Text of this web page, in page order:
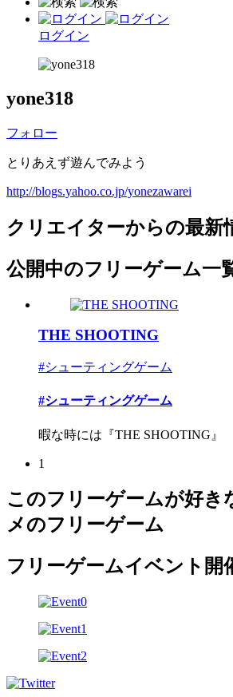
ログイン
yone318
フォロー
とりあえず遊んでみよう
http://blogs.yahoo.co.jp/yonezawarei
クリエイターからの最新
公開中のフリーゲーム一
THE SHOOTING
#シューティングゲーム
#シューティングゲーム
暇な時には『THE SHOOTING』
1
このフリーゲームが好き
メのフリーゲーム
フリーゲームイベント開